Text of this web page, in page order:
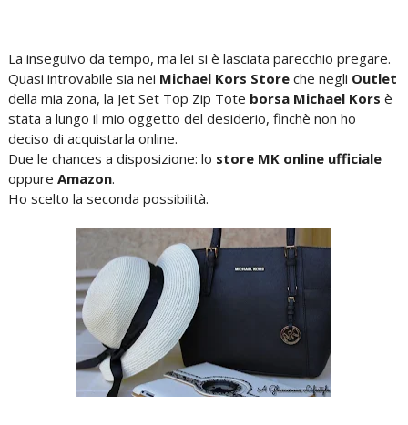
La inseguivo da tempo, ma lei si è lasciata parecchio pregare.
Quasi introvabile sia nei Michael Kors Storeche negli Outlet
della mia zona, la Jet Set Top Zip Tote borsa Michael Kors è
stata a lungo il mio oggetto del desiderio, finchè non ho
deciso di acquistarla online.
Due le chances a disposizione: lo store MK online ufficiale
oppure Amazon.
Ho scelto la seconda possibilità.